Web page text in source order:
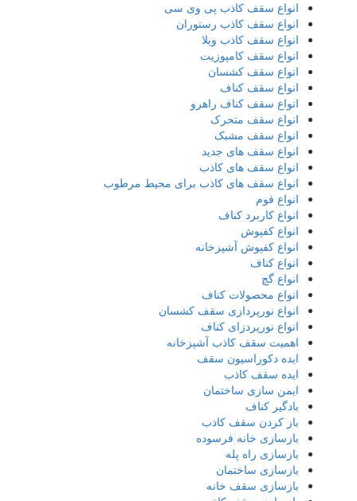
انواع سقف کاذب پی وی سی
انواع سقف کاذب رستوران
انواع سقف کاذب ویلا
انواع سقف کامپوزیت
انواع سقف کشسان
انواع سقف کناف
انواع سقف کناف راهرو
انواع سقف متحرک
انواع سقف مشبک
انواع سقف های جدید
انواع سقف های کاذب
انواع سقف های کاذب برای محیط مرطوب
انواع فوم
انواع کاربرد کناف
انواع کفپوش
انواع کفپوش آشپزخانه
انواع کناف
انواع گچ
انواع محصولات کناف
انواع نورپردازی سقف کشسان
انواع نورپردزای کناف
اهمیت سقف کاذب آشپزخانه
ایده دکوراسیون سقف
ایده سقف کاذب
ایمن سازی ساختمان
بادگیر کناف
باز کردن سقف کاذب
بازسازی خانه فرسوده
بازسازی راه پله
بازسازی ساختمان
بازسازی سقف خانه